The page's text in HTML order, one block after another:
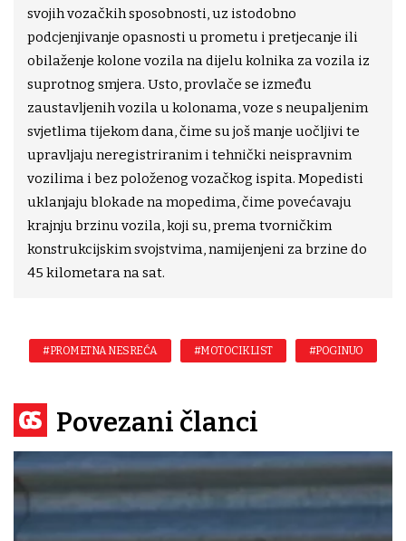
svojih vozačkih sposobnosti, uz istodobno
podcjenjivanje opasnosti u prometu i pretjecanje ili
obilaženje kolone vozila na dijelu kolnika za vozila iz
suprotnog smjera. Usto, provlače se između
zaustavljenih vozila u kolonama, voze s neupaljenim
svjetlima tijekom dana, čime su još manje uočljivi te
upravljaju neregistriranim i tehnički neispravnim
vozilima i bez položenog vozačkog ispita. Mopedisti
uklanjaju blokade na mopedima, čime povećavaju
krajnju brzinu vozila, koji su, prema tvorničkim
konstrukcijskim svojstvima, namijenjeni za brzine do
45 kilometara na sat.
#PROMETNA NESREĆA #MOTOCIKLIST #POGINUO
Povezani članci